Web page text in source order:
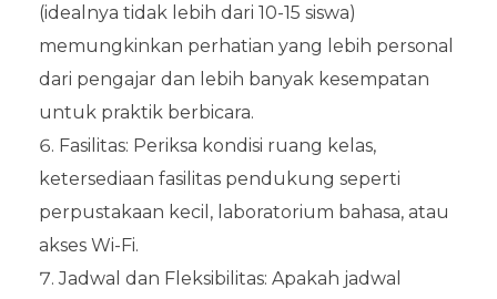
(idealnya tidak lebih dari 10-15 siswa)
memungkinkan perhatian yang lebih personal
dari pengajar dan lebih banyak kesempatan
untuk praktik berbicara.
Fasilitas: Periksa kondisi ruang kelas,
ketersediaan fasilitas pendukung seperti
perpustakaan kecil, laboratorium bahasa, atau
akses Wi-Fi.
Jadwal dan Fleksibilitas: Apakah jadwal